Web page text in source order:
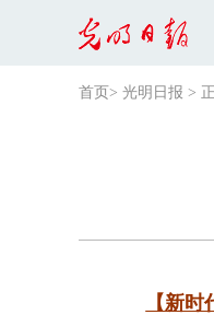
首页 > 光明日报 >
【新